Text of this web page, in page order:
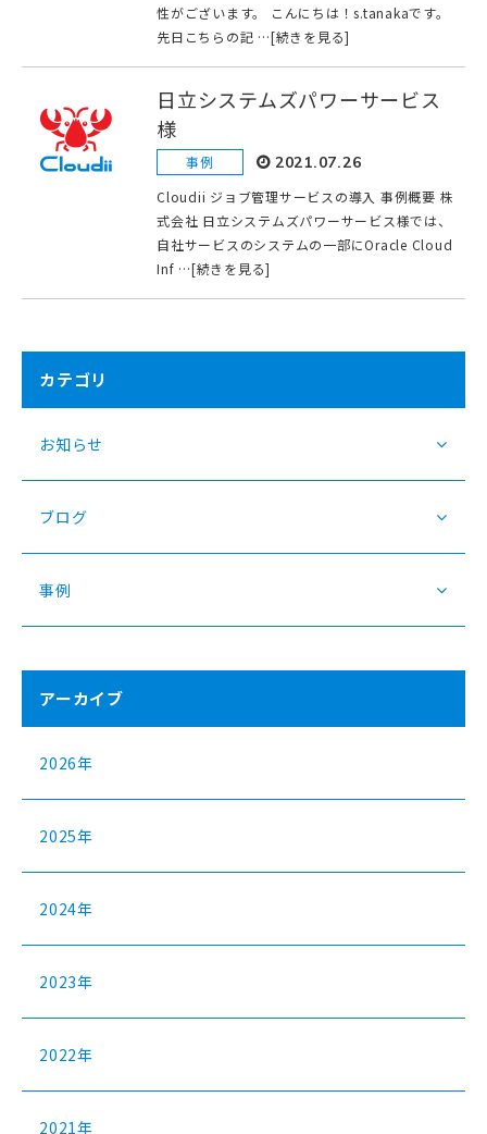
性がございます。 こんにちは！s.tanakaです。
先日こちらの記 …[続きを見る]
日立システムズパワーサービス
様
事例 2021.07.26
Cloudii ジョブ管理サービスの導入 事例概要 株
式会社 日立システムズパワーサービス様では、
自社サービスのシステムの一部にOracle Cloud
Inf …[続きを見る]
カテゴリ
お知らせ
ブログ
事例
アーカイブ
2026年
2025年
2024年
2023年
2022年
2021年